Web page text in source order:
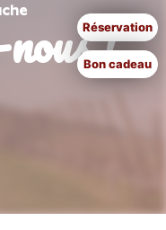
!
Réservation
Bon cadeau